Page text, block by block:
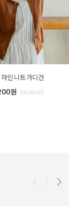
원 44,000원